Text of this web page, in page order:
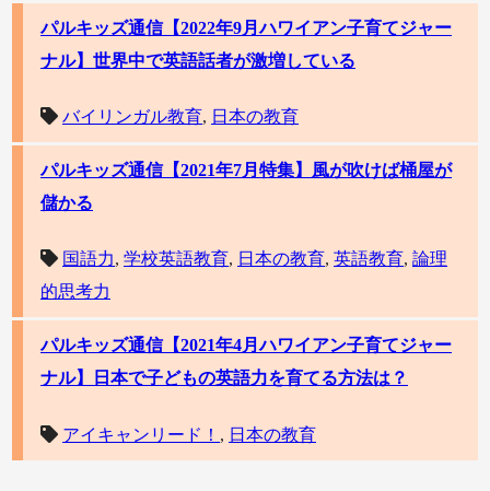
パルキッズ通信【2022年9月ハワイアン子育てジャー
ナル】世界中で英語話者が激増している
バイリンガル教育, 日本の教育
パルキッズ通信【2021年7月特集】風が吹けば桶屋が
儲かる
国語力, 学校英語教育, 日本の教育, 英語教育, 論理
的思考力
パルキッズ通信【2021年4月ハワイアン子育てジャー
ナル】日本で子どもの英語力を育てる方法は？
アイキャンリード！ , 日本の教育